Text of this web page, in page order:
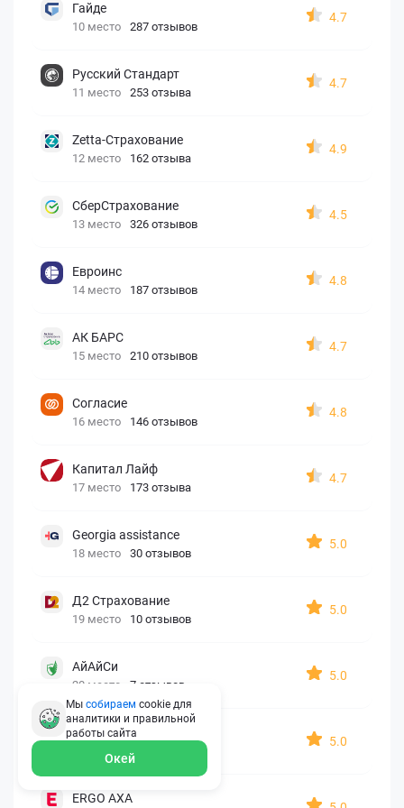
Гайде
10 место 287 отзывов
4.7
Русский Стандарт
11 место 253 отзыва
4.7
Zetta-Страхование
12 место 162 отзыва
4.9
СберСтрахование
13 место 326 отзывов
4.5
Евроинс
14 место 187 отзывов
4.8
АК БАРС
15 место 210 отзывов
4.7
Согласие
16 место 146 отзывов
4.8
Капитал Лайф
17 место 173 отзыва
4.7
Georgia assistance
18 место 30 отзывов
5.0
Д2 Страхование
19 место 10 отзывов
5.0
АйАйСи
20 место 7 отзывов
5.0
OxySport
6 отзывов
5.0
ERGO AXA
Мы собираем cookie для
аналитики и правильной
работы сайта
Окей